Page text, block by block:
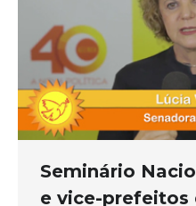
Seminário
e vice-prefeitos